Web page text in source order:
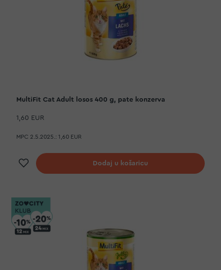
MultiFit Cat Adult losos 400 g, pate konzerva
1,60 EUR
MPC 2.5.2025.: 1,60 EUR
Dodaj na listu želja
Dodaj u košaricu